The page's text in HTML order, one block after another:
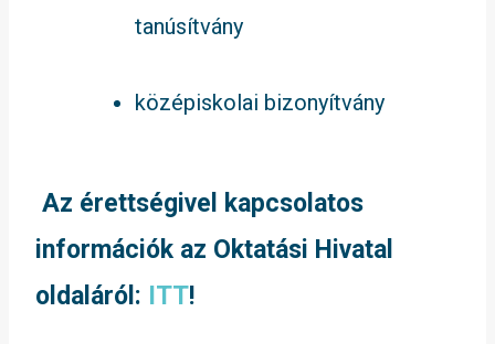
tanúsítvány
középiskolai bizonyítvány
Az érettségivel kapcsolatos
információk az Oktatási Hivatal
oldaláról: ITT!